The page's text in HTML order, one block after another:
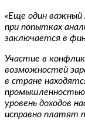
«Еще один
при попытках
заключается в
Участие в
возможностей
в стране
уровень доходов
исправно платят